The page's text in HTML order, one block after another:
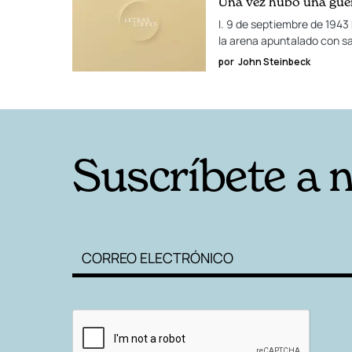
I. 9 de septiembre de
la arena apuntalado con
por John Steinbeck
Suscríbete a